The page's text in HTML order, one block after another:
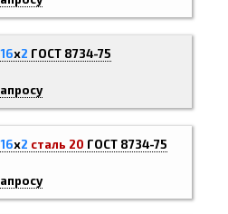
16х2 ГОСТ 8734-75
16х2 сталь 20 ГОСТ 8734-75